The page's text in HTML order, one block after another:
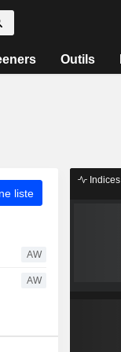
Outils
liste
AW
AW
Indices